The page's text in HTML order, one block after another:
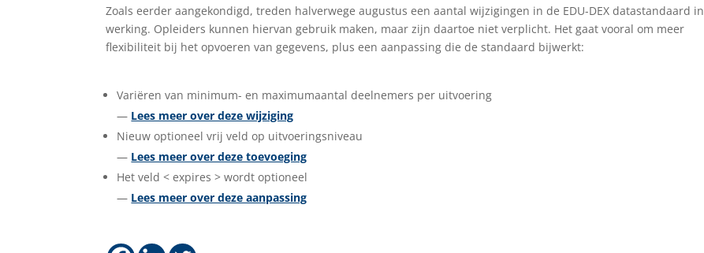
Zoals eerder aangekondigd, treden halverwege augustus een aantal wijzigingen in de EDU-DEX datastandaard in
werking. Opleiders kunnen hiervan gebruik maken, maar zijn daartoe niet verplicht. Het gaat vooral om meer
flexibiliteit bij het opvoeren van gegevens, plus een aanpassing die de standaard bijwerkt:
Variëren van minimum- en maximumaantal deelnemers per uitvoering
— Lees meer over deze wijziging
Nieuw optioneel vrij veld op uitvoeringsniveau
— Lees meer over deze toevoeging
Het veld < expires > wordt optioneel
— Lees meer over deze aanpassing